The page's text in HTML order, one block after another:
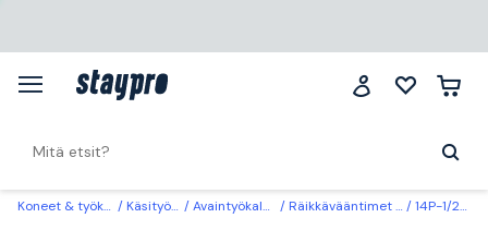
Koneet & työkalut Käsityökalut Avaintyökalut & hylsyt Räikkävääntimet & momenttiavaimet 14P-1/2 Bahco Räikkäpää